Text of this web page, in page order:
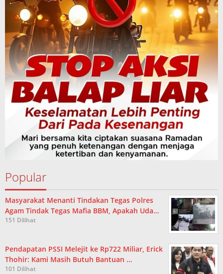
Popular
Masyarakat Menanti Tindakan Tegas Polres
Agam Tindak Tegas Mafia BBM, Apakah Uda…
151 Dilihat
Pendapatan PSSI Melejit ke Rp722 Miliar, Erick
Thohir: Kami Masih Butuh Bantuan …
101 Dilihat